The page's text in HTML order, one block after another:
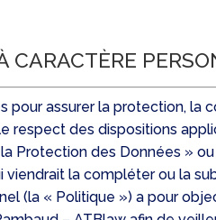
CARACTÈRE
assurer la protection, la
respect des dispositions
des Données »
la compléter ou la
(la « Politique ») a pour